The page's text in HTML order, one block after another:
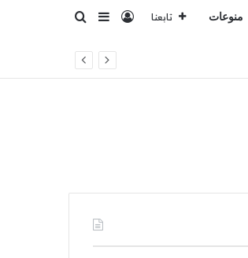
منوعات تابعنا تسجيل الدخول
إضافة عمود
بحث عن